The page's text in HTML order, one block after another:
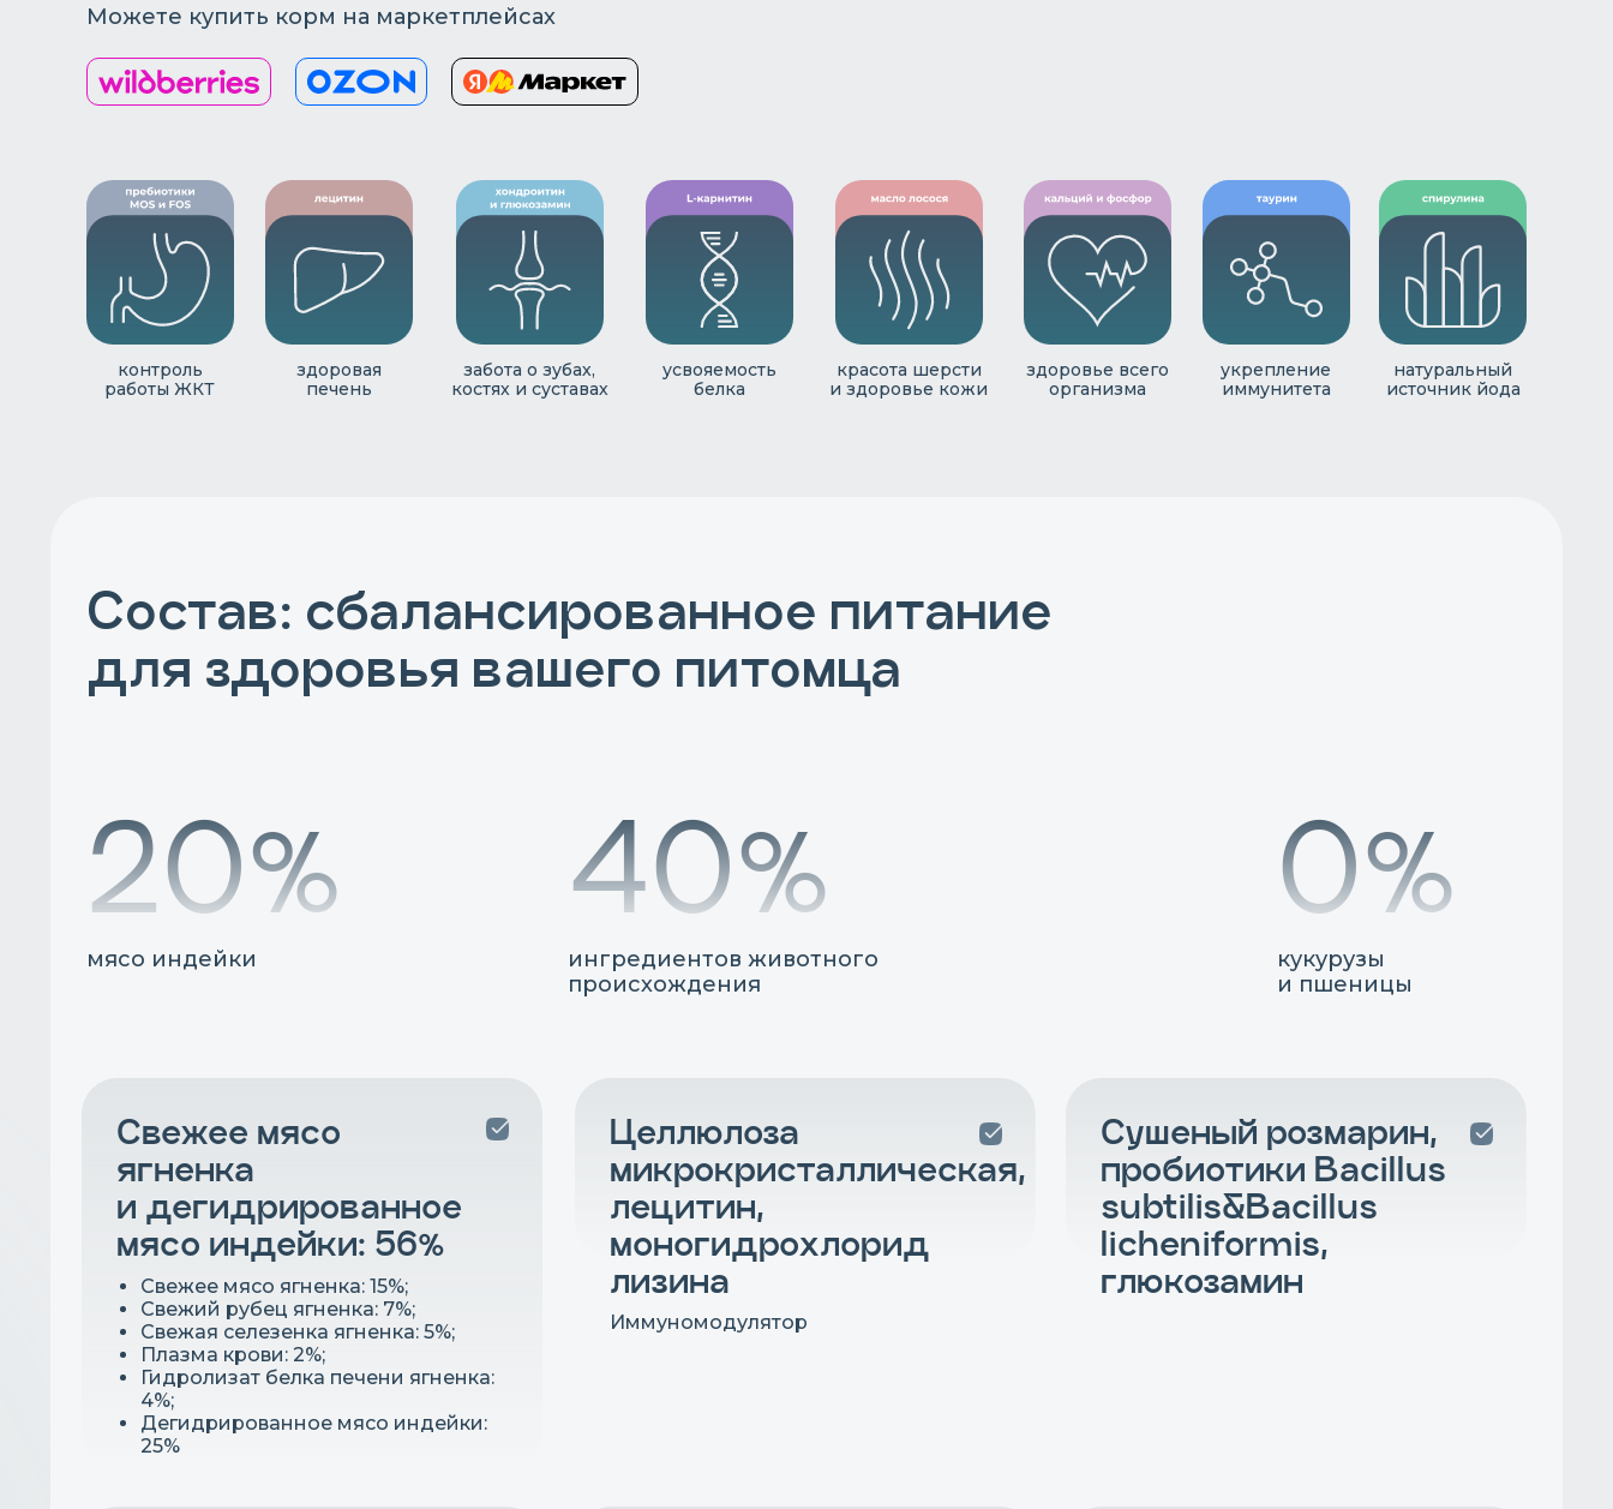
Можете купить корм на маркетплейсах
натуральный
источник йода
укрепление
иммунитета
здоровье всего
организма
красота шерсти
и здоровье кожи
усвояемость
белка
забота о зубах,
костях и суставах
контроль
работы ЖКТ
здоровая
печень
Состав: сбалансированное питание
для здоровья вашего питомца
мясо индейки
26%
ингредиентов животного
происхождения
51%
кукурузы
и пшеницы
0%
Свежее мясо
ягненка
и дегидрированное
мясо индейки: 56%
Свежее мясо ягненка: 15%;
Свежий рубец ягненка: 7%;
Свежая селезенка ягненка: 5%;
Плазма крови: 2%;
Гидролизат белка печени ягненка:
4%;
Дегидрированное мясо индейки:
25%
Целлюлоза
микрокристаллическая,
лецитин,
моногидрохлорид
лизина
Иммуномодулятор
Сушеный розмарин,
пробиотики Bacillus
subtilis&Bacillus
licheniformis,
глюкозамин